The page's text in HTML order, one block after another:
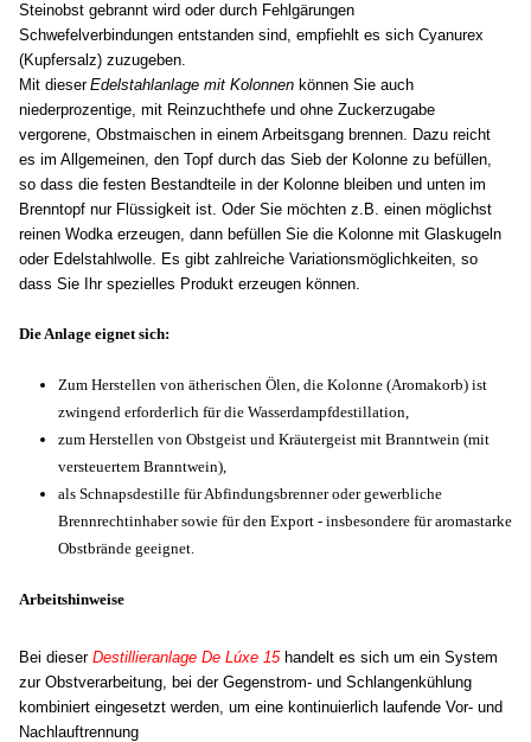
Steinobst gebrannt wird oder durch Fehlgärungen
Schwefelverbindungen entstanden sind, empfiehlt es sich Cyanurex
(Kupfersalz) zuzugeben.
Mit dieser Edelstahlanlage mit Kolonnen können Sie auch
niederprozentige, mit Reinzuchthefe und ohne Zuckerzugabe
vergorene, Obstmaischen in einem Arbeitsgang brennen. Dazu reicht
es im Allgemeinen, den Topf durch das Sieb der Kolonne zu befüllen,
so dass die festen Bestandteile in der Kolonne bleiben und unten im
Brenntopf nur Flüssigkeit ist. Oder Sie möchten z.B. einen möglichst
reinen Wodka erzeugen, dann befüllen Sie die Kolonne mit Glaskugeln
oder Edelstahlwolle. Es gibt zahlreiche Variationsmöglichkeiten, so
dass Sie Ihr spezielles Produkt erzeugen können.
Die Anlage eignet sich:
Zum Herstellen von ätherischen Ölen, die Kolonne (Aromakorb) ist
zwingend erforderlich für die Wasserdampfdestillation,
zum Herstellen von Obstgeist und Kräutergeist mit Branntwein (mit
versteuertem Branntwein),
als Schnapsdestille für Abfindungsbrenner oder gewerbliche
Brennrechtinhaber sowie für den Export - insbesondere für aromastarke
Obstbrände geeignet.
Arbeitshinweise
Bei dieserDestillieranlage De Lúxe 15handelt es sich um ein System
zur Obstverarbeitung, bei der Gegenstrom- und Schlangenkühlung
kombiniert eingesetzt werden, um eine kontinuierlich laufende Vor- und
Nachlauftrennung